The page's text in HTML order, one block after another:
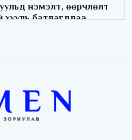
нэмэлт, өөрчлөлт
хууль батлагдлаа
07-02 09:10:46